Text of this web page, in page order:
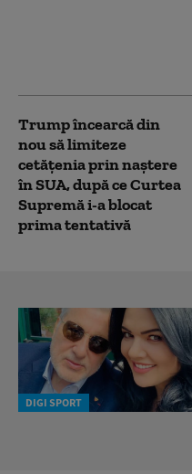
Trump încearcă din
nou să limiteze
cetățenia prin naștere
în SUA, după ce Curtea
Supremă i-a blocat
prima tentativă
DIGI SPORT